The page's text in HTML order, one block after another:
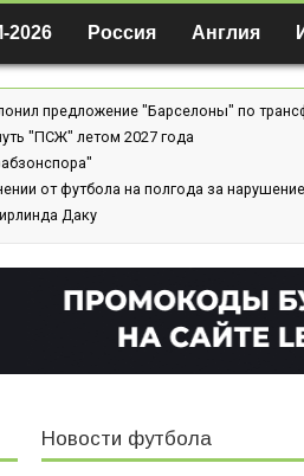
2026 Россия Англия
предложение "Барселоны" по
"ПСЖ" летом 2027 года
от футбола на полгода за
Даку
Новости футбола